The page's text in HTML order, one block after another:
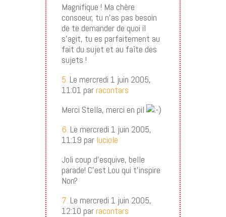
Magnifique ! Ma chère
consoeur, tu n’as pas besoin
de te demander de quoi il
s’agit, tu es parfaitement au
fait du sujet et au faîte des
sujets !
5. Le mercredi 1 juin 2005,
11:01 parracontars
Merci Stella, merci en pil
6. Le mercredi 1 juin 2005,
11:19 par luciole
Joli coup d’esquive, belle
parade! C’est Lou qui t’inspire
Non?
7. Le mercredi 1 juin 2005,
12:10 parracontars